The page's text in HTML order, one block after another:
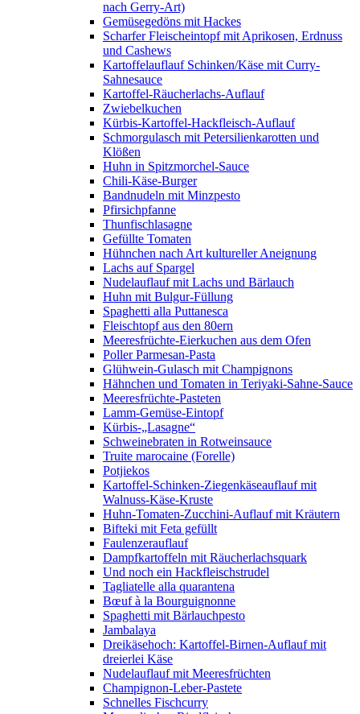
nach Gerry-Art)
Gemüsegedöns mit Hackes
Scharfer Fleischeintopf mit Aprikosen, Erdnuss
und Cashews
Kartoffelauflauf Schinken/Käse mit Curry-
Sahnesauce
Kartoffel-Räucherlachs-Auflauf
Zwiebelkuchen
Kürbis-Kartoffel-Hackfleisch-Auflauf
Schmorgulasch mit Petersilienkarotten und
Klößen
Huhn in Spitzmorchel-Sauce
Chili-Käse-Burger
Bandnudeln mit Minzpesto
Pfirsichpfanne
Thunfischlasagne
Gefüllte Tomaten
Hühnchen nach Art kultureller Aneignung
Lachs auf Spargel
Nudelauflauf mit Lachs und Bärlauch
Huhn mit Bulgur-Füllung
Spaghetti alla Puttanesca
Fleischtopf aus den 80ern
Meeresfrüchte-Eierkuchen aus dem Ofen
Poller Parmesan-Pasta
Glühwein-Gulasch mit Champignons
Hähnchen und Tomaten in Teriyaki-Sahne-Sauce
Meeresfrüchte-Pasteten
Lamm-Gemüse-Eintopf
Kürbis-„Lasagne“
Schweinebraten in Rotweinsauce
Truite marocaine (Forelle)
Potjiekos
Kartoffel-Schinken-Ziegenkäseauflauf mit
Walnuss-Käse-Kruste
Huhn-Tomaten-Zucchini-Auflauf mit Kräutern
Bifteki mit Feta gefüllt
Faulenzerauflauf
Dampfkartoffeln mit Räucherlachsquark
Und noch ein Hackfleischstrudel
Tagliatelle alla quarantena
Bœuf à la Bourguignonne
Spaghetti mit Bärlauchpesto
Jambalaya
Dreikäsehoch: Kartoffel-Birnen-Auflauf mit
dreierlei Käse
Nudelauflauf mit Meeresfrüchten
Champignon-Leber-Pastete
Schnelles Fischcurry